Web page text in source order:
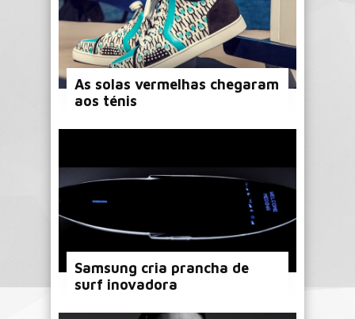
As solas vermelhas chegaram
aos ténis
Samsung cria prancha de
surf inovadora